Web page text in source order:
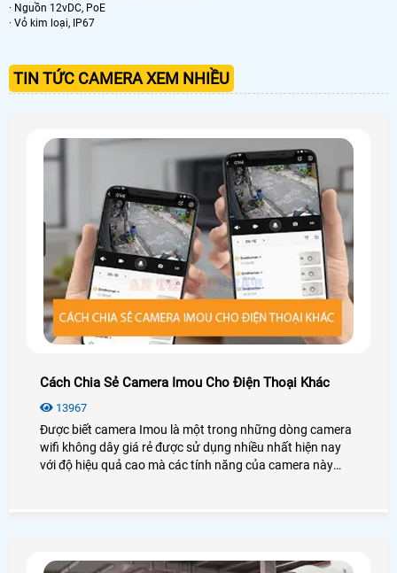
· Nguồn 12vDC, PoE
· Vỏ kim loại, IP67
TIN TỨC CAMERA XEM NHIỀU
Cách Chia Sẻ Camera Imou Cho Điện Thoại Khác
13967
Được biết camera Imou là một trong những dòng camera
wifi không dây giá rẻ được sử dụng nhiều nhất hiện nay
với độ hiệu quả cao mà các tính năng của camera này